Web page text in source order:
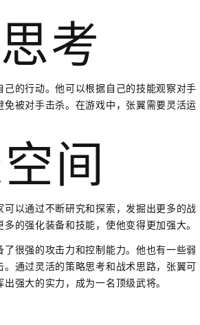
考
的行动。他可以根据自己的技能观察对手
被对手击杀。在游戏中，张翼需要灵活运
间
以通过不断研究和探索，发掘出更多的战
的强化装备和技能，使他变得更加强大。
很强的攻击力和控制能力。他也有一些弱
通过灵活的策略思考和战术思路，张翼可
强大的实力，成为一名顶级武将。